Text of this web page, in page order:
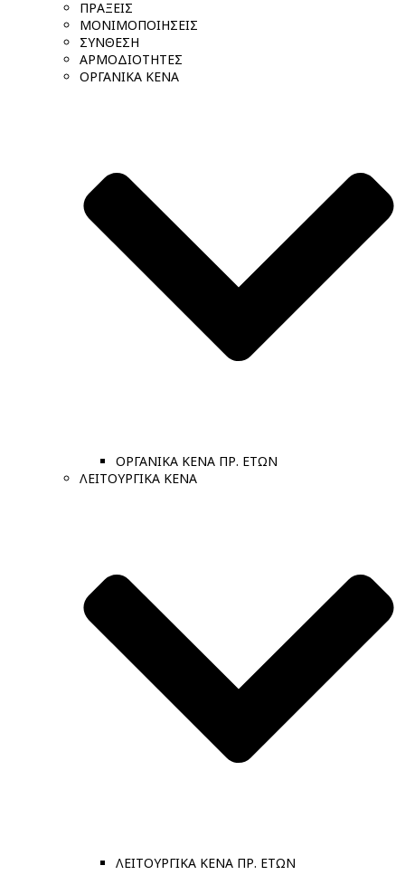
ΠΡΑΞΕΙΣ
ΜΟΝΙΜΟΠΟΙΗΣΕΙΣ
ΣΥΝΘΕΣΗ
ΑΡΜΟΔΙΟΤΗΤΕΣ
ΟΡΓΑΝΙΚΑ ΚΕΝΑ
ΟΡΓΑΝΙΚΑ ΚΕΝΑ ΠΡ. ΕΤΩΝ
ΛΕΙΤΟΥΡΓΙΚΑ ΚΕΝΑ
ΛΕΙΤΟΥΡΓΙΚΑ ΚΕΝΑ ΠΡ. ΕΤΩΝ